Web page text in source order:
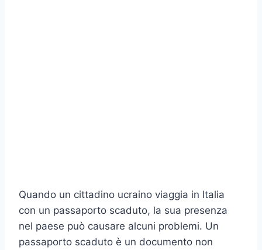
Quando un cittadino ucraino viaggia in Italia
con un passaporto scaduto, la sua presenza
nel paese può causare alcuni problemi. Un
passaporto scaduto è un documento non